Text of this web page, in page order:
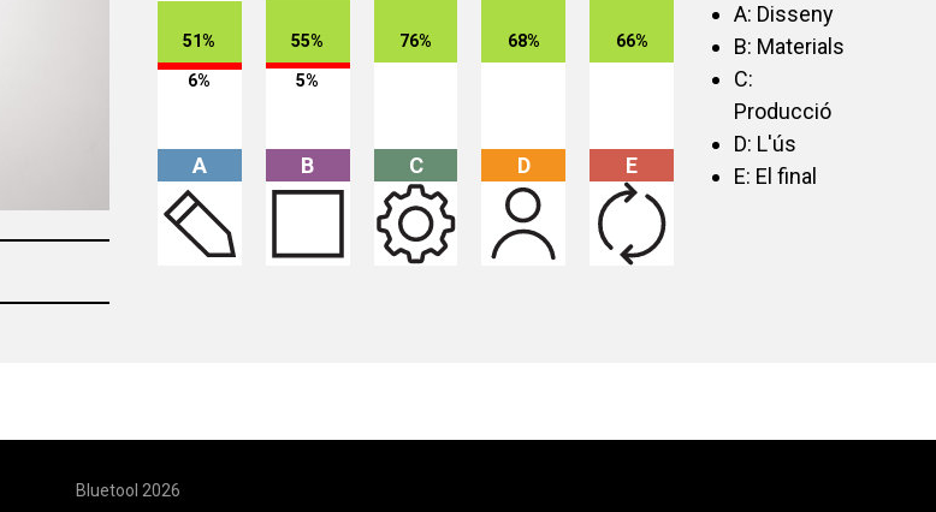
51%
6%
A
55%
5%
B
76%
C
68%
D
66%
E
A: Disseny
B: Materials
C:
Producció
D: L'ús
E: El final
Bluetool 2026